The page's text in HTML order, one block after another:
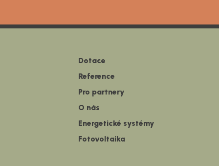
Dotace
Reference
Pro partnery
O nás
Energetické systémy
Fotovoltaika